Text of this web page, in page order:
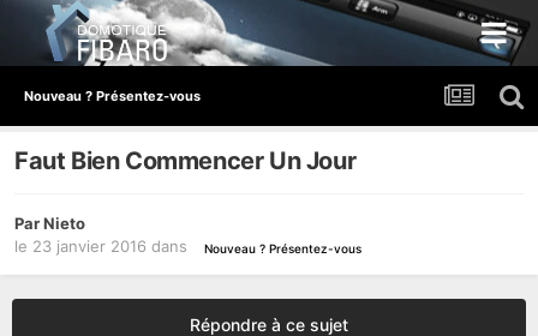
Nouveau ? Présentez-vous
Faut Bien Commencer Un Jour
ParNieto
le 23 janvier 2016 dans Nouveau ? Présentez-vous
Répondre à ce sujet